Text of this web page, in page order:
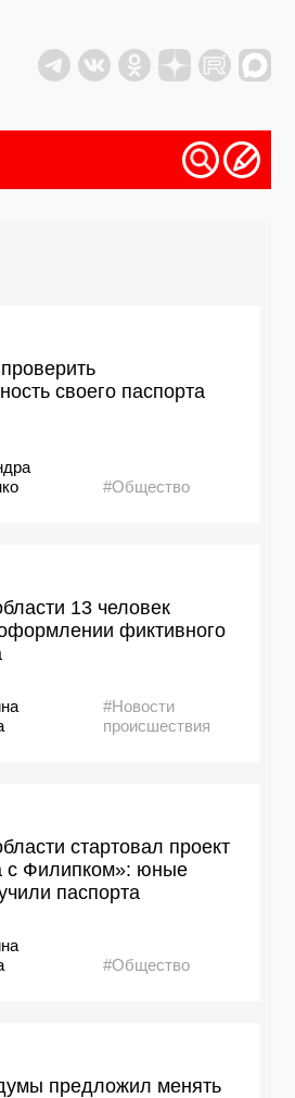
своего паспорта
#Общество
13 человек
фиктивного
#Новости
происшествия
стартовал проект
с Филипком»: юные
паспорта
#Общество
предложил менять